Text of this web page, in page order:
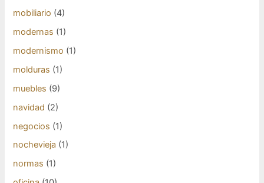
mobiliario (4)
modernas (1)
modernismo (1)
molduras (1)
muebles (9)
navidad (2)
negocios (1)
nochevieja (1)
normas (1)